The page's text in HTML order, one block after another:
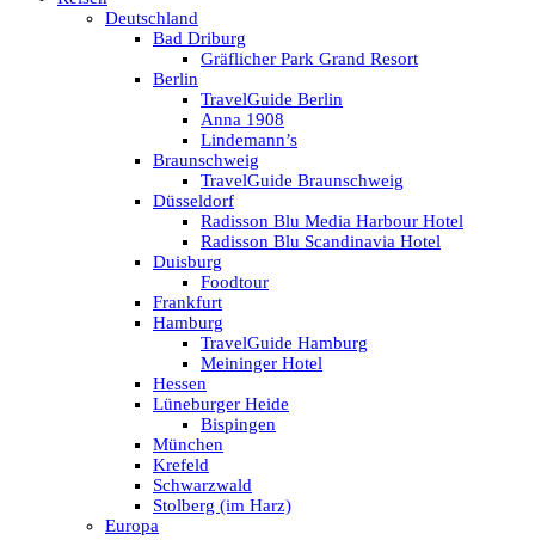
Deutschland
Bad Driburg
Gräflicher Park Grand Resort
Berlin
TravelGuide Berlin
Anna 1908
Lindemann’s
Braunschweig
TravelGuide Braunschweig
Düsseldorf
Radisson Blu Media Harbour Hotel
Radisson Blu Scandinavia Hotel
Duisburg
Foodtour
Frankfurt
Hamburg
TravelGuide Hamburg
Meininger Hotel
Hessen
Lüneburger Heide
Bispingen
München
Krefeld
Schwarzwald
Stolberg (im Harz)
Europa